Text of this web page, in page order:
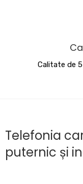
Calitate de
Telefonia
puternic și